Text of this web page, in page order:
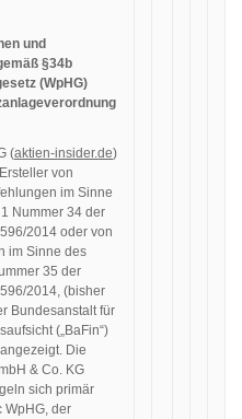
und
§34b
(WpHG)
(aktien-insider.de)
von
im Sinne
Nummer 34 der
2014 oder von
im Sinne des
35 der
2014, (bisher
Bundesanstalt für
(„BaFin“)
Die
& Co. KG
sich primär
WpHG, der